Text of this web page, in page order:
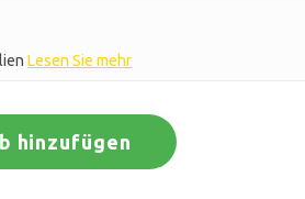
Lesen Sie mehr
hinzufügen